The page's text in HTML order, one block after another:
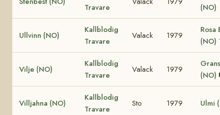
Travare
(NO)
Ullvinn (NO)
Kallblodig
Travare
Valack 1979
Rosa
(NO)
Vilje (NO)
Kallblodig
Travare
Valack 1979
(NO)
Villjahna (NO)
Kallblodig
Travare
Sto 1979 Ulmi